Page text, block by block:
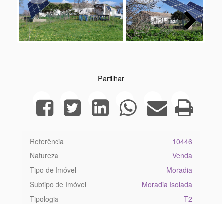
Next
Partilhar
Referência
10446
Natureza
Venda
Tipo de Imóvel
Moradia
Subtipo de Imóvel
Moradia Isolada
Tipologia
T2